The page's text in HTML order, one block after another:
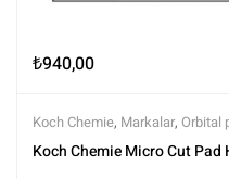
₺940,00
Koch Chemie, Markalar, Orbital
Polisaj,Polisaj ve Parlatma,
Koch Chemie Micro Cut